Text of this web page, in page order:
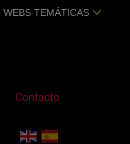
WEBS TEMÁTICAS
Contacto